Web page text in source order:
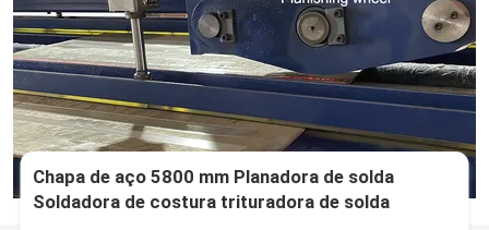
Chapa de aço 5800 mm Planadora de solda
Soldadora de costura trituradora de solda